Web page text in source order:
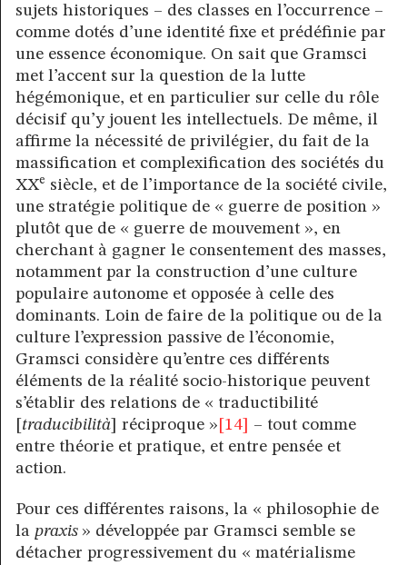
sujets historiques – des classes en l’occurrence –
comme dotés d’une identité fixe et prédéfinie par
une essence économique. On sait que Gramsci
met l’accent sur la question de la lutte
hégémonique, et en particulier sur celle du rôle
décisif qu’y jouent les intellectuels. De même, il
affirme la nécessité de privilégier, du fait de la
massification et complexification des sociétés du
XXe siècle, et de l’importance de la société civile,
une stratégie politique de « guerre de position »
plutôt que de « guerre de mouvement », en
cherchant à gagner le consentement des masses,
notamment par la construction d’une culture
populaire autonome et opposée à celle des
dominants. Loin de faire de la politique ou de la
culture l’expression passive de l’économie,
Gramsci considère qu’entre ces différents
éléments de la réalité socio-historique peuvent
s’établir des relations de « traductibilité
traducibilità ] réciproque » [14]
– tout comme
entre théorie et pratique, et entre pensée et
action.
Pour ces différentes raisons, la « philosophie de
la praxis » développée par Gramsci semble se
détacher progressivement du « matérialisme